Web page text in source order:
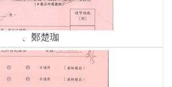
、鄭楚珈